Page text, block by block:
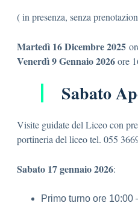
( in presenza, senza
Martedì 16 Dicembre 2025
Venerdì 9 Gennaio 2026ore
Sabato
Visite guidate del Liceo con
portineria del liceo tel. 055
Sabato 17 gennaio 2026:
Primo turno ore 10:00